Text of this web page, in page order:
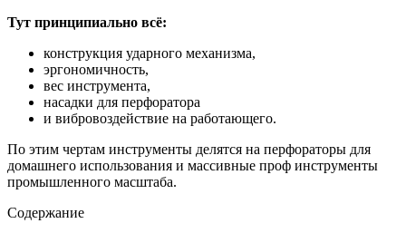
Тут принципиально всё:
конструкция ударного механизма,
эргономичность,
вес инструмента,
насадки для перфоратора
и вибровоздействие на работающего.
По этим чертам инструменты делятся на перфораторы для
домашнего использования и массивные проф инструменты
промышленного масштаба.
Содержание